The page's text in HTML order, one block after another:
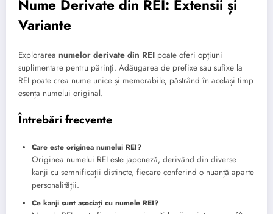
Nume Derivate din REI: Extensii și
Variante
Explorarea numelor derivate din REI poate oferi opțiuni
suplimentare pentru părinți. Adăugarea de prefixe sau sufixe la
REI poate crea nume unice și memorabile, păstrând în același timp
esența numelui original.
Întrebări frecvente
Care este originea numelui REI?
Originea numelui REI este japoneză, derivând din diverse
kanji cu semnificații distincte, fiecare conferind o nuanță aparte
personalității.
Ce kanji sunt asociați cu numele REI?